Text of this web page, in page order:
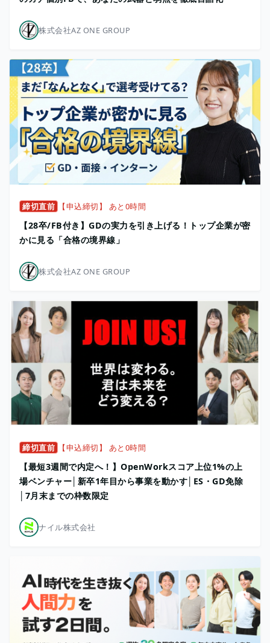
株式会社AZ ONE GROUP
締切直前 【申込締切】 あと0時間
【28卒/FB付き】GDの実力を引き上げる！トップ企業が密
かに見る「合格の境界線」
株式会社AZ ONE GROUP
締切直前 【申込締切】 あと0時間
【最短3週間で内定へ！】OpenWorkスコア上位1%の上
場ベンチャー│新卒1年目から事業を動かす│ES・GD免除
│7月末までの枠数限定
ナイル株式会社